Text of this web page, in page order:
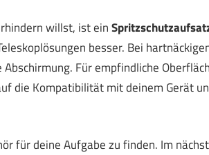
willst, ist ein
besser. Bei
Für empfindliche
die Kompatibilität mit deinem Gerät
für deine Aufgabe zu finden. Im